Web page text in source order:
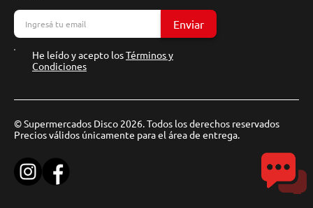
Enviar
He leído y acepto losTérminos y
Condiciones
© Supermercados Disco 2026. Todos los derechos reservados
Precios válidos únicamente para el área de entrega.